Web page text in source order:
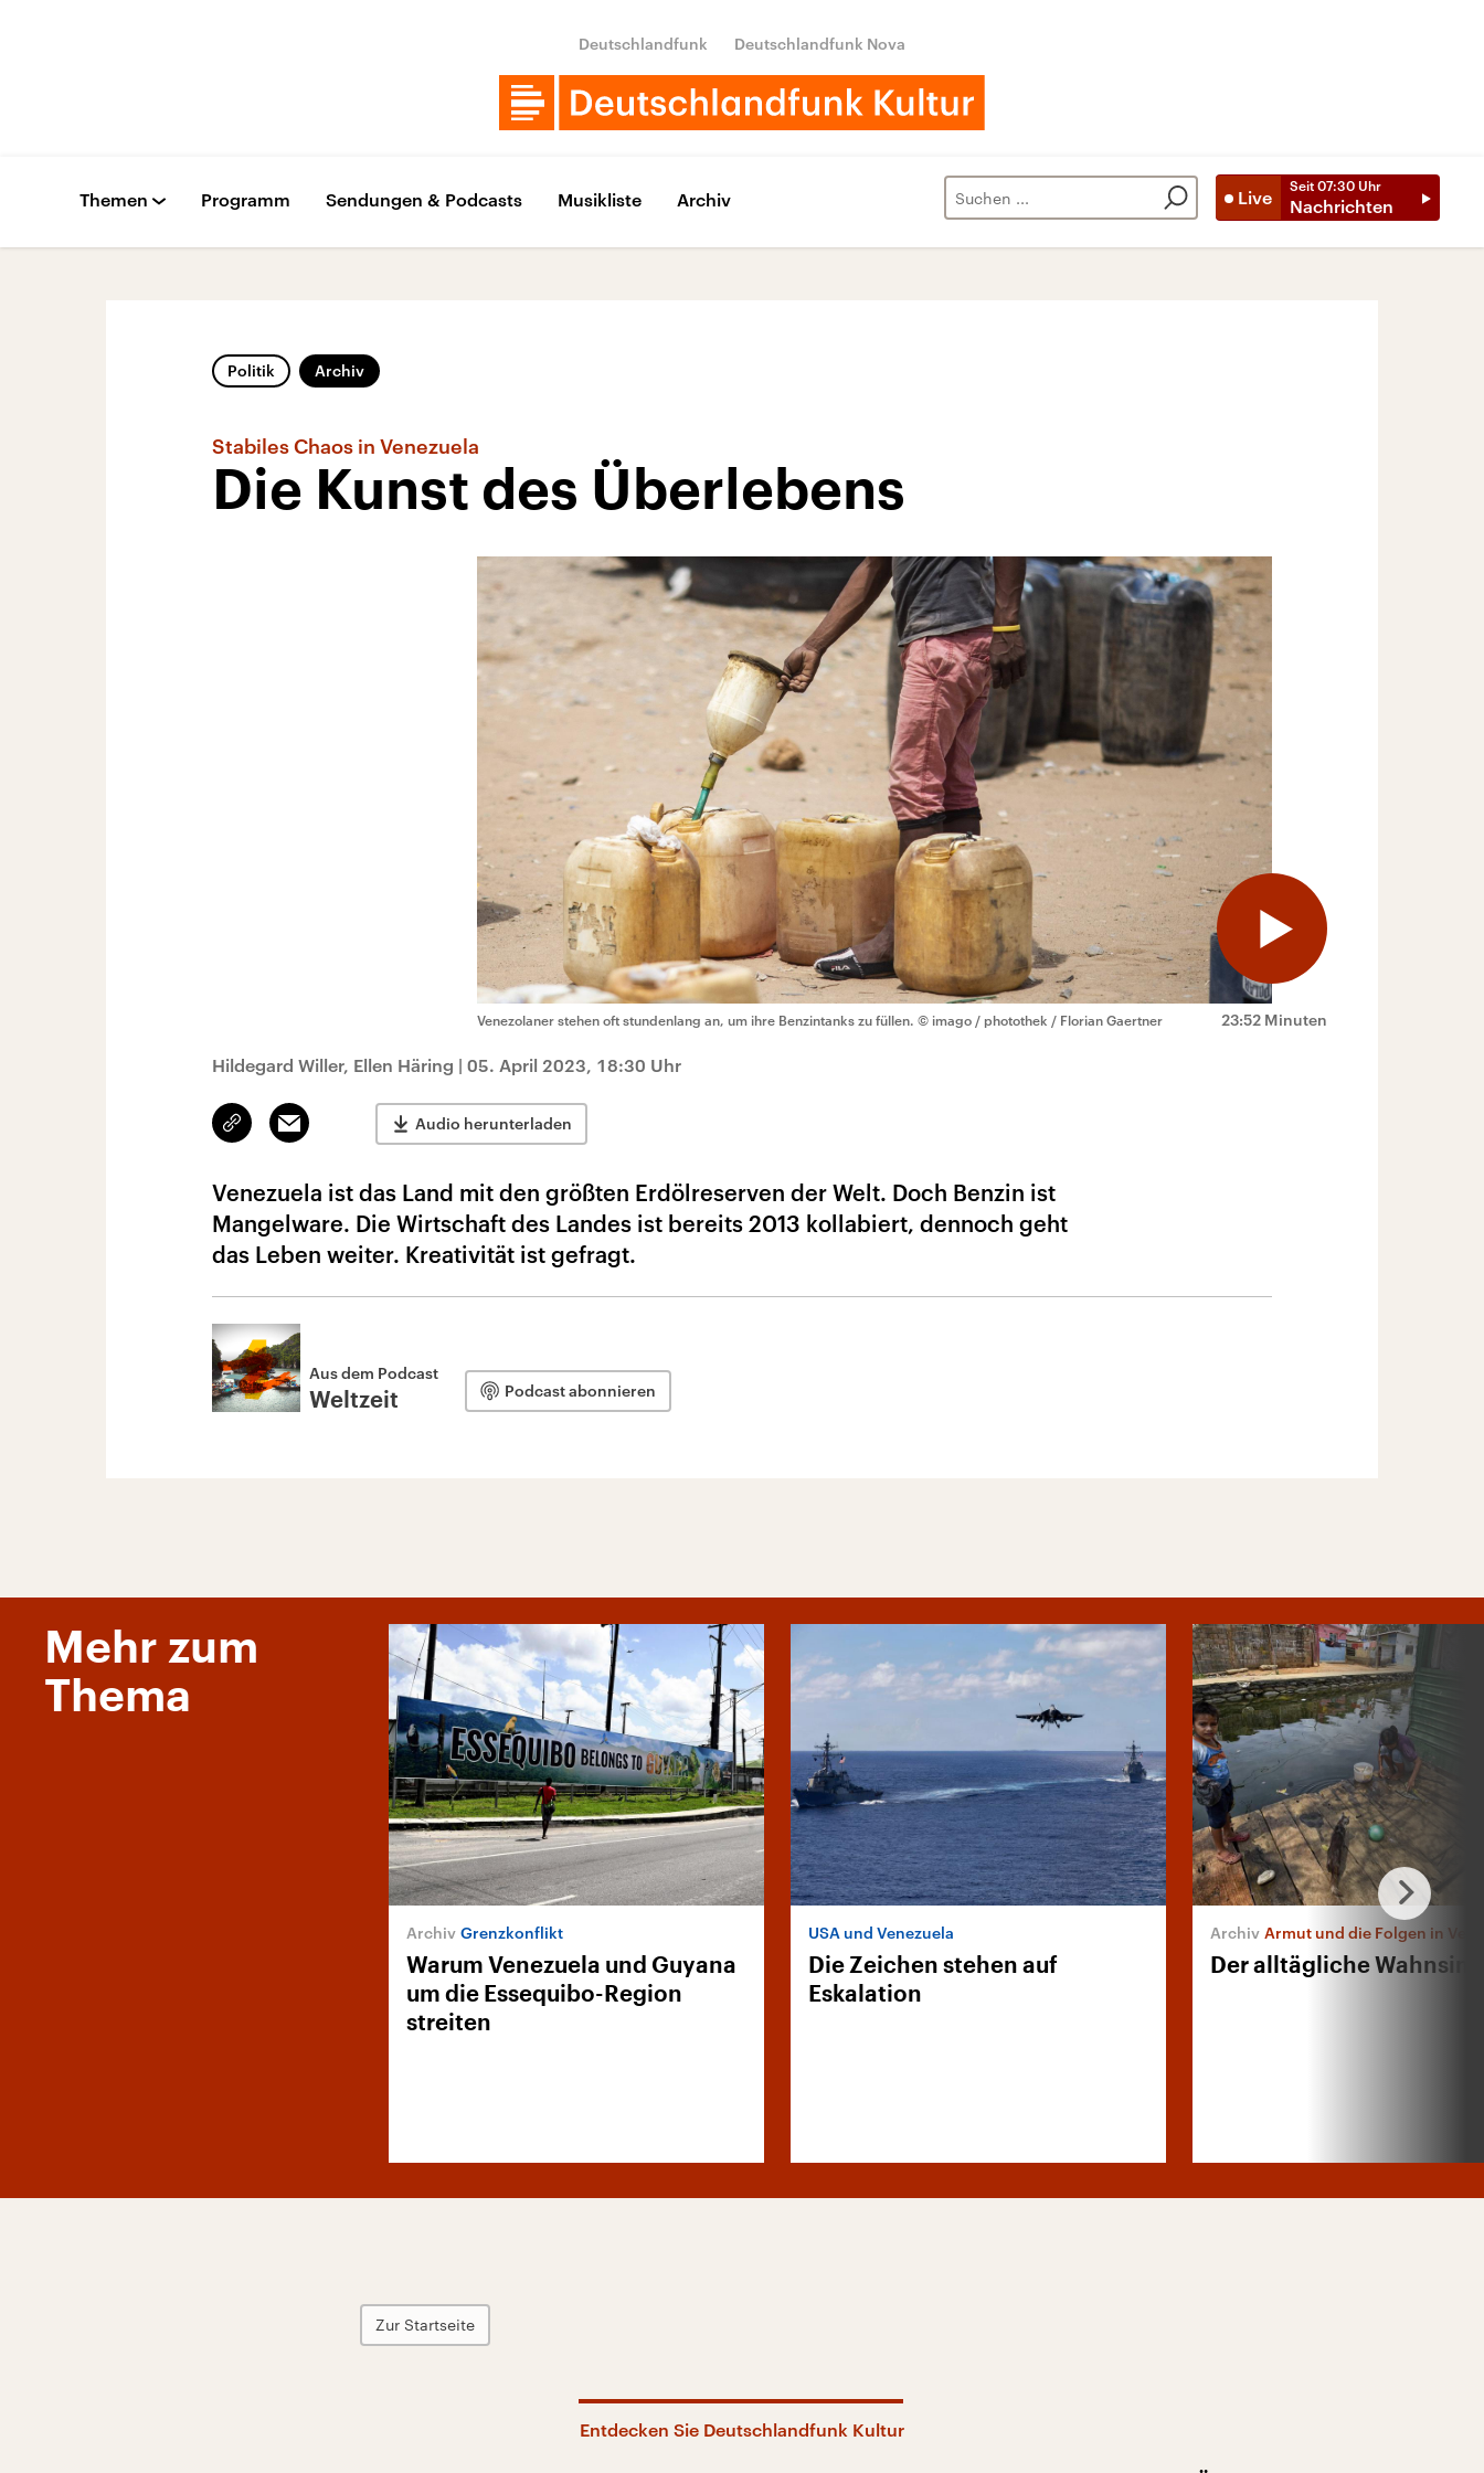
Deutschlandfunk Deutschlandfunk Nova
Live
Seit 07:30 Uhr
Nachrichten
Themen Programm Sendungen & Podcasts Musikliste Archiv
Politik Archiv
Stabiles Chaos in Venezuela
Die Kunst des Überlebens
23:52 Minuten
Venezolaner stehen oft stundenlang an, um ihre Benzintanks zu füllen. © imago / photothek / Florian Gaertner
Hildegard Willer, Ellen Häring | 05. April 2023, 18:30 Uhr
Link
kopieren/teilen
Email Audio herunterladen
Venezuela ist das Land mit den größten Erdölreserven der Welt. Doch Benzin ist
Mangelware. Die Wirtschaft des Landes ist bereits 2013 kollabiert, dennoch geht
das Leben weiter. Kreativität ist gefragt.
Aus dem Podcast
Weltzeit Podcast abonnieren
Mehr zum
Thema
Grenzkonflikt
Warum Venezuela und Guyana
um die Essequibo-Region
streiten
USA und Venezuela
Die Zeichen stehen auf
Eskalation
Armut und die Folgen in
Der alltägliche Wahnsinn
Zur Startseite
Entdecken Sie Deutschlandfunk Kultur